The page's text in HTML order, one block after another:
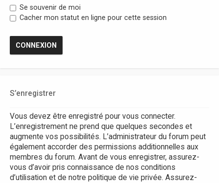
Se souvenir de moi
Cacher mon statut en ligne pour cette session
S’enregistrer
Vous devez être enregistré pour vous connecter.
L’enregistrement ne prend que quelques secondes et
augmente vos possibilités. L’administrateur du forum peut
également accorder des permissions additionnelles aux
membres du forum. Avant de vous enregistrer, assurez-
vous d’avoir pris connaissance de nos conditions
d’utilisation et de notre politique de vie privée. Assurez-